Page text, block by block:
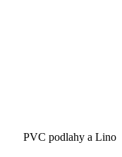
PVC podlahy a Lino